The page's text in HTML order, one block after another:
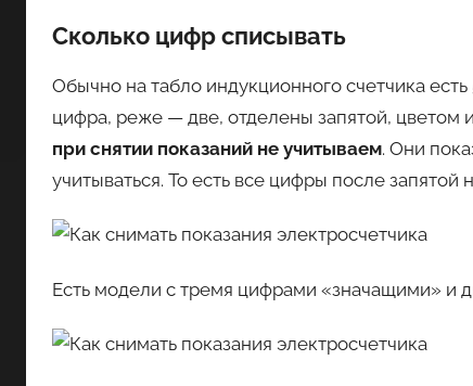
Сколько цифр списывать
Обычно на табло индукционного счетчика
цифра, реже — две, отделены запятой, цветом
при снятии показаний не учитываем. Они
учитываться. То есть все цифры после
Есть модели с тремя цифрами «значащими» и